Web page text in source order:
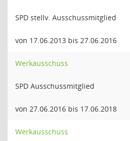
SPD stellv. Ausschussmitglied
von 17.06.2013 bis 27.06.2016
Werkausschuss
SPD Ausschussmitglied
von 27.06.2016 bis 17.06.2018
Werkausschuss